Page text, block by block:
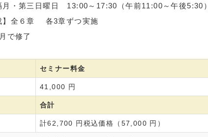
・第三日曜日 13:00～17:30（午前11:00～午後5:30）
】全６章 各3章ずつ実施
で修了
セミナー料金
41,000 円
合計
計62,700 円税込価格（57,000 円）